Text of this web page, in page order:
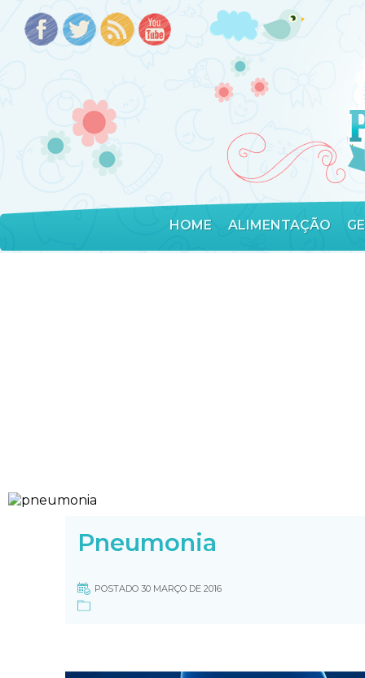
HOME ALIMENTAÇÃO
Pneumonia
POSTADO 30 MARÇO DE 2016